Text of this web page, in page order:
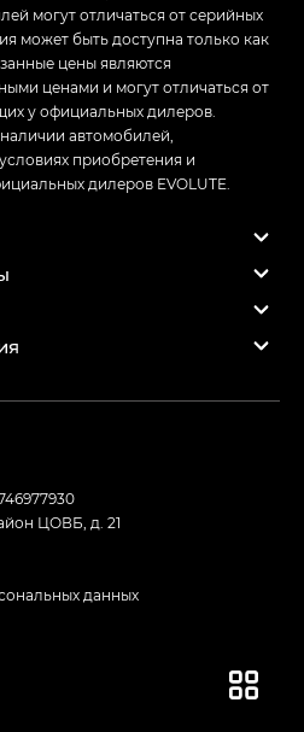
могут отличаться от серийных
может быть доступна только как
цены являются
ценами и могут отличаться от
у официальных дилеров.
автомобилей,
приобретения и
дилеров EVOLUTE.
ЦОВБ, д. 21
данных